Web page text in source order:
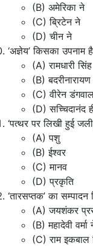
(B) अमेरिका ने
(C) ब्रिटेन ने
(D) चीन ने
‘अज्ञेय’ किसका
(A) रामधारी सिंह
(B) बदरीनारायण
(C) वीरेन
(D) सच्चिदानंद
‘पत्थर पर लिखी हुई
(A) पशु
(B) ईश्वर
(C) मानव
(D) प्रकृति
‘तारसप्तक’ का
(A) जयशंकर
(B) महादेवी वर्मा
(C) राम इकबाल